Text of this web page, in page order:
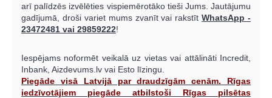
arī palīdzēs izvēlēties vispiemērotāko tieši Jums. Jautājumu
gadījumā, droši variet mums zvanīt vai rakstītWhatsApp -
23472481 vai 29859222!
Iespējams noformēt veikalā uz vietas vai attālināti Incredit,
Inbank, Aizdevums.lv vai Esto līzingu.
Piegāde visā Latvijā par draudzīgām cenām. Rīgas
iedzīvotājiem piegāde atbilstoši Rīgas pilsētas